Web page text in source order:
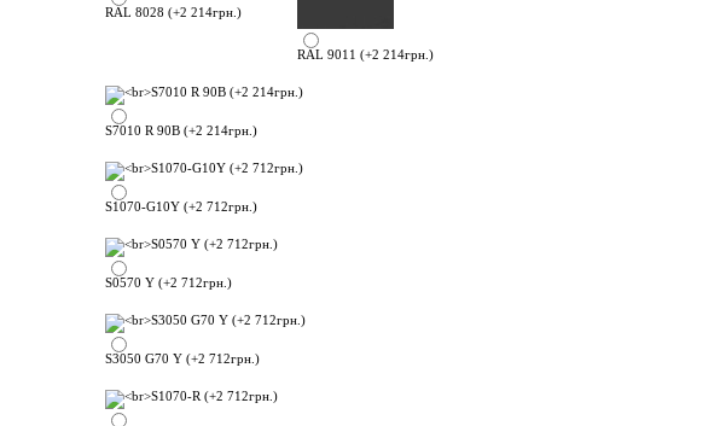
RAL 8028 (+2 214грн.)
RAL 9011 (+2 214грн.)
S7010 R 90B (+2 214грн.)
S1070-G10Y (+2 712грн.)
S0570 Y (+2 712грн.)
S3050 G70 Y (+2 712грн.)